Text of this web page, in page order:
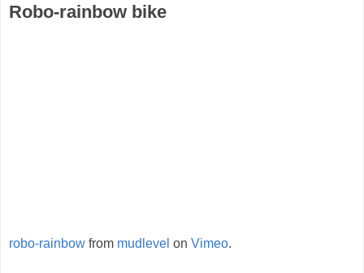
Robo-rainbow bike
robo-rainbow from mudlevel on Vimeo.